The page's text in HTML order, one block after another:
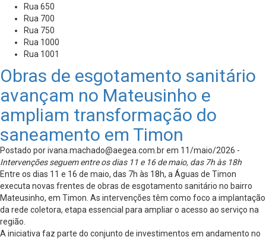
Rua 650
Rua 700
Rua 750
Rua 1000
Rua 1001
Obras de esgotamento sanitário
avançam no Mateusinho e
ampliam transformação do
saneamento em Timon
Postado porivana.machado@aegea.com.brem 11/maio/2026 -
Intervenções seguem entre os dias 11 e 16 de maio, das 7h às 18h
Entre os dias 11 e 16 de maio, das 7h às 18h, a Águas de Timon
executa novas frentes de obras de esgotamento sanitário no bairro
Mateusinho, em Timon. As intervenções têm como foco a implantação
da rede coletora, etapa essencial para ampliar o acesso ao serviço na
região.
A iniciativa faz parte do conjunto de investimentos em andamento no